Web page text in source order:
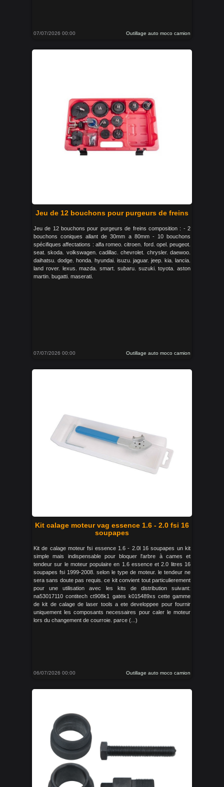
07/07/2026 00:00 Outillage auto moco camion
Jeu de 12 bouchons pour purgeurs de freins
Jeu de 12 bouchons pour purgeurs de freins composition : - 2
bouchons coniques allant de 30mm a 80mm - 10 bouchons
spécifiques affectations : alfa romeo. citroen. ford. opel. peugeot.
seat. skoda. volkswagen. cadillac. chevrolet. chrysler. daewoo.
daihatsu. dodge. honda. hyundai. isuzu. jaguar. jeep. kia. lancia.
land rover. lexus. mazda. smart. subaru. suzuki. toyota. aston
martin. bugatti. maserati.
07/07/2026 00:00 Outillage auto moco camion
Kit calage moteur vag essence 1.6 - 2.0 fsi 16
soupapes
Kit de calage moteur fsi essence 1.6 - 2.0l 16 soupapes un kit
simple mais indispensable pour bloquer l'arbre à cames et
tendeur sur le moteur populaire en 1.6 essence et 2.0 litres 16
soupapes fsi 1999-2008. selon le type de moteur. le tendeur ne
sera sans doute pas requis. ce kit convient tout particulierement
pour une utilisation avec les kits de distribution suivant:
na53017110 contitech ct908k1 gates k015489xs cette gamme
de kit de calage de laser tools a ete developpee pour fournir
uniquement les composants necessaires pour caler le moteur
lors du changement de courroie. parce (...)
06/07/2026 00:00 Outillage auto moco camion